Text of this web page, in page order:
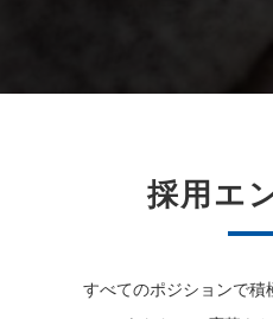
採用エ
すべてのポジションで積